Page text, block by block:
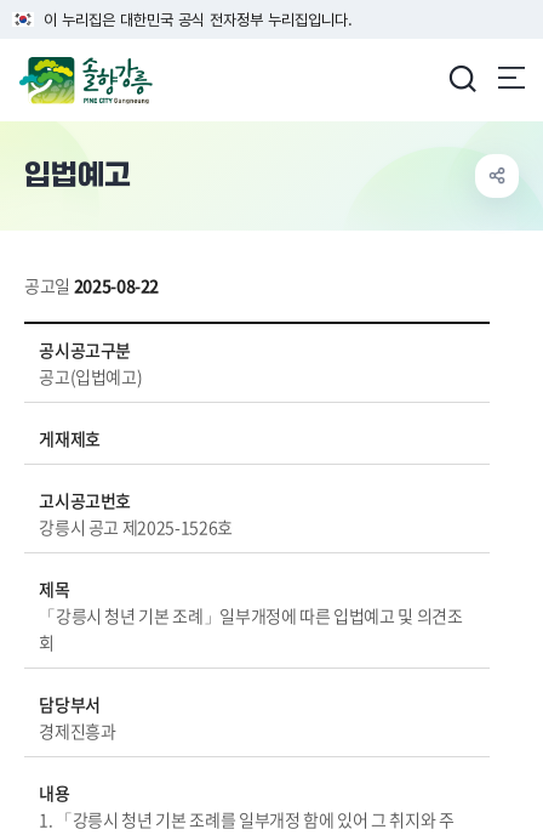
이 누리집은 대한민국 공식 전자정부 누리집입니다.
입법예고
공고일 2025-08-22
공시공고구분
공고(입법예고)
게재제호
고시공고번호
강릉시 공고 제2025-1526호
제목
「강릉시 청년 기본 조례」일부개정에 따른 입법예고 및 의견조
회
담당부서
경제진흥과
내용
1. 「강릉시 청년 기본 조례를 일부개정 함에 있어 그 취지와 주